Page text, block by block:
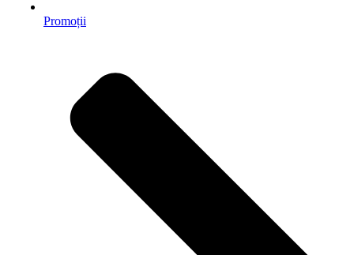
Promoții